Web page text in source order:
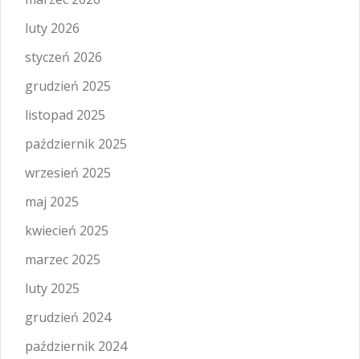
luty 2026
styczeń 2026
grudzień 2025
listopad 2025
październik 2025
wrzesień 2025
maj 2025
kwiecień 2025
marzec 2025
luty 2025
grudzień 2024
październik 2024